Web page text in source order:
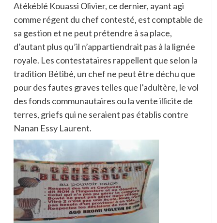
Atékéblé Kouassi Olivier, ce dernier, ayant agi
comme régent du chef contesté, est comptable de
sa gestion et ne peut prétendre à sa place,
d’autant plus qu’il n’appartiendrait pas à la lignée
royale. Les contestataires rappellent que selon la
tradition Bétibé, un chef ne peut être déchu que
pour des fautes graves telles que l’adultère, le vol
des fonds communautaires ou la vente illicite de
terres, griefs qui ne seraient pas établis contre
Nanan Essy Laurent.